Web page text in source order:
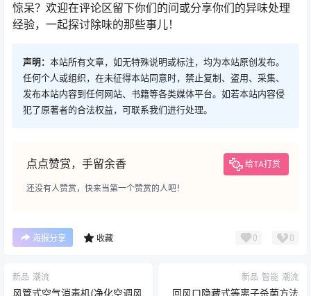
惊呆？欢迎在评论区留下你们的问或分享你们的异味处理
经验，一起探讨除味的那些事儿！
声明： 本站所有文章，如无特殊说明或标注，均为本站原创发布。
任何个人或组织，在未征得本站同意时，禁止复制、盗用、采集、
发布本站内容到任何网站、书籍等各类媒体平台。如若本站内容侵
犯了原著者的合法权益，可联系我们进行处理。
点点赞赏，手留余香 给TA打赏
还没有人赞赏，快来当第一个赞赏的人吧！
海报分享 收藏 0 0
新品 潮流
风管式空气消毒机(净化空调风
新品 智能 潮流
回风口隐藏式等离子杀菌方法